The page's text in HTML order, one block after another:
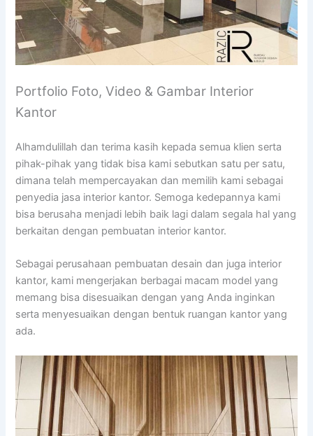
Portfolio Foto, Video & Gambar Interior
Kantor
Alhamdulillah dan terima kasih kepada semua klien serta
pihak-pihak yang tidak bisa kami sebutkan satu per satu,
dimana telah mempercayakan dan memilih kami sebagai
penyedia jasa interior kantor. Semoga kedepannya kami
bisa berusaha menjadi lebih baik lagi dalam segala hal yang
berkaitan dengan pembuatan interior kantor.
Sebagai perusahaan pembuatan desain dan juga interior
kantor, kami mengerjakan berbagai macam model yang
memang bisa disesuaikan dengan yang Anda inginkan
serta menyesuaikan dengan bentuk ruangan kantor yang
ada.